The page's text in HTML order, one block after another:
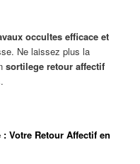
occultes efficace et
Ne laissez plus la
sortilege retour affectif
Votre Retour Affectif en